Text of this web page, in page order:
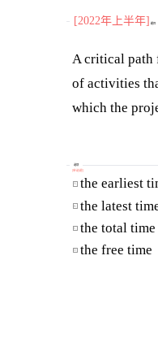
[2022年上半年] 题目
A critical path
of activities
选项
单选题
A the earliest
B the latest
C the total time
D the free time